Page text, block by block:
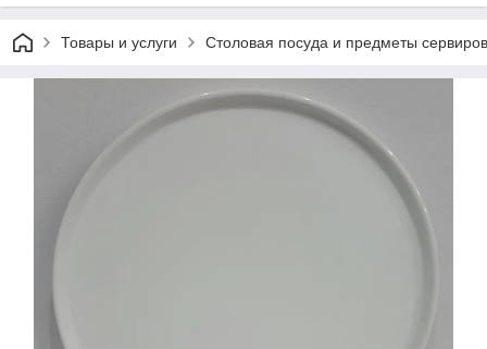
Товары и услуги Столовая посуда и предметы